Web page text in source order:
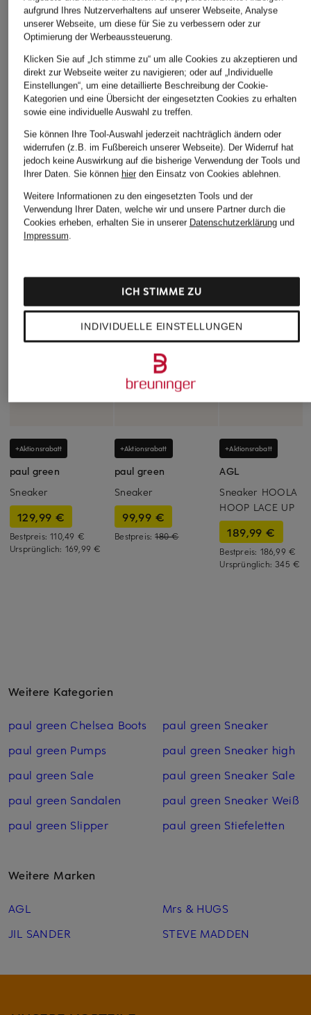
ÄHNLICHE ARTIKEL ENTDECKEN
+Aktionsrabatt
paul green
Sneaker
129,99 €
Bestpreis:110,49 €
Ursprünglich: 169,99 €
+Aktionsrabatt
paul green
Sneaker
99,99 €
Bestpreis:180 €
+Aktionsrabatt
AGL
Sneaker HOOLA
HOOP LACE UP
189,99 €
Bestpreis: 186,99 €
Ursprünglich:345 €
Weitere Kategorien
paul green Chelsea Boots
paul green Pumps
paul green Sale
paul green Sandalen
paul green Slipper
paul green Sneaker
paul green Sneaker high
paul green Sneaker Sale
paul green Sneaker Weiß
paul green Stiefeletten
Weitere Marken
AGL
JIL SANDER
Mrs & HUGS
STEVE MADDEN
aufgrund Ihres Nutzerverhaltens auf unserer Webseite, Analyse
unserer Webseite, um diese für Sie zu verbessern oder zur
Optimierung der Werbeaussteuerung.
Klicken Sie auf „Ich stimme zu“ um alle Cookies zu akzeptieren und
direkt zur Webseite weiter zu navigieren; oder auf „Individuelle
Einstellungen“, um eine detaillierte Beschreibung der Cookie-
Kategorien und eine Übersicht der eingesetzten Cookies zu erhalten
sowie eine individuelle Auswahl zu treffen.
Sie können Ihre Tool-Auswahl jederzeit nachträglich ändern oder
widerrufen (z.B. im Fußbereich unserer Webseite). Der Widerruf hat
jedoch keine Auswirkung auf die bisherige Verwendung der Tools und
Ihrer Daten. Sie können hierden Einsatz von Cookies ablehnen.
Weitere Informationen zu den eingesetzten Tools und der
Verwendung Ihrer Daten, welche wir und unsere Partner durch die
Cookies erheben, erhalten Sie in unserer Datenschutzerklärungund
Impressum.
INDIVIDUELLE EINSTELLUNGEN
ICH STIMME ZU